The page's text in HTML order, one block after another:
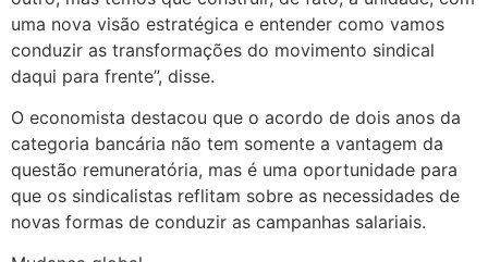
uma nova visão estratégica e entender como vamos
conduzir as transformações do movimento sindical
daqui para frente”, disse.
O economista destacou que o acordo de dois anos da
categoria bancária não tem somente a vantagem da
questão remuneratória, mas é uma oportunidade para
que os sindicalistas reflitam sobre as necessidades de
novas formas de conduzir as campanhas salariais.